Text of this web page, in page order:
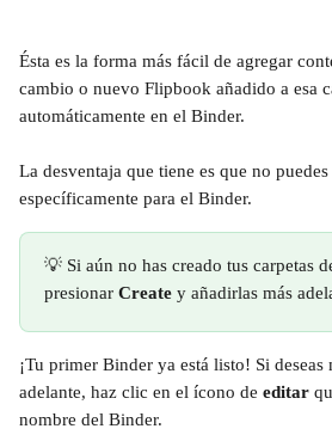
Ésta es la forma más fácil de agregar
cambio o nuevo Flipbook añadido a esa
automáticamente en el Binder.
La desventaja que tiene es que no
específicamente para el Binder.
💡 Si aún no has creado tus carpetas
presionar Create y añadirlas más
¡Tu primer Binder ya está listo! Si
adelante, haz clic en el ícono de editar
nombre del Binder.